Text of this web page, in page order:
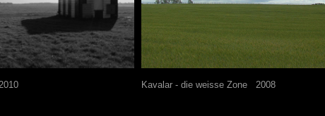
Kavalar - die weisse Zone 2008